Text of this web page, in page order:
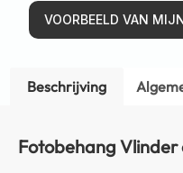
VOORBEELD VAN
Beschrijving
Fotobehang Vlinder